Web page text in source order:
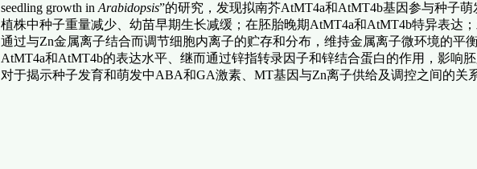
seedling growth in Arabidopsis”的研究，发现拟南芥AtMT4a和AtMT4b基因参与种子
植株中种子重量减少、幼苗早期生长减缓；在胚胎晚期AtMT4a和AtMT4b特异表达
通过与Zn金属离子结合而调节细胞内离子的贮存和分布，维持金属离子微环境的平
AtMT4a和AtMT4b的表达水平、继而通过锌指转录因子和锌结合蛋白的作用，影响
对于揭示种子发育和萌发中ABA和GA激素、MT基因与Zn离子供给及调控之间的关